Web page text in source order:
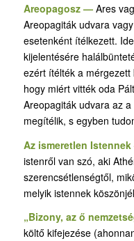
Areopagosz — Ares
Areopagiták udvara
esetenként ítélkezett.
kijelentésére
ezért ítélték a
hogy miért vitték oda
Areopagiták udvara az
megítélik, s egyben
Az ismeretlen
istenről van szó, aki
szerencsétlenségtől,
melyik istennek
„Bizony, az ő
költő kifejezése